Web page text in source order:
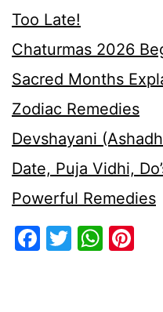
Too Late!
Chaturmas 2026
Sacred Months
Zodiac Remedies
Devshayani
Date, Puja Vidhi,
Powerful Remedies
Facebook
Twitter